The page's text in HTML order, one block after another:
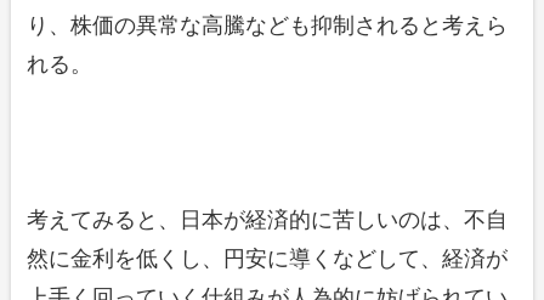
り、株価の異常な高騰なども抑制されると考えら
れる。
考えてみると、日本が経済的に苦しいのは、不自
然に金利を低くし、円安に導くなどして、経済が